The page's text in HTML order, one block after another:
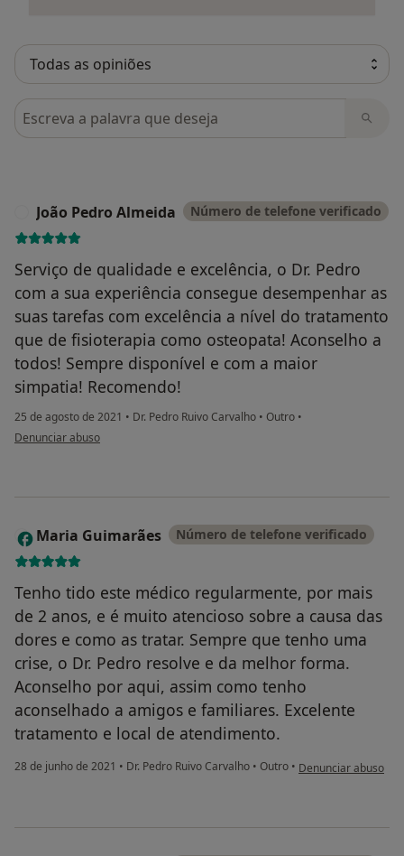
Pesquisar em opiniões
João Pedro Almeida Número de telefone verificado
Serviço de qualidade e excelência, o Dr. Pedro
com a sua experiência consegue desempenhar as
suas tarefas com excelência a nível do tratamento
que de fisioterapia como osteopata! Aconselho a
todos! Sempre disponível e com a maior
simpatia! Recomendo!
25 de agosto de 2021 • Dr. Pedro Ruivo Carvalho • Outro •
na opinião do utilizador João Pedro Almeida
Denunciar abuso
M Maria Guimarães Número de telefone verificado
Tenho tido este médico regularmente, por mais
de 2 anos, e é muito atencioso sobre a causa das
dores e como as tratar. Sempre que tenho uma
crise, o Dr. Pedro resolve e da melhor forma.
Aconselho por aqui, assim como tenho
aconselhado a amigos e familiares. Excelente
tratamento e local de atendimento.
28 de junho de 2021 • Dr. Pedro Ruivo Carvalho • Outro • na opinião do
Denunciar abuso